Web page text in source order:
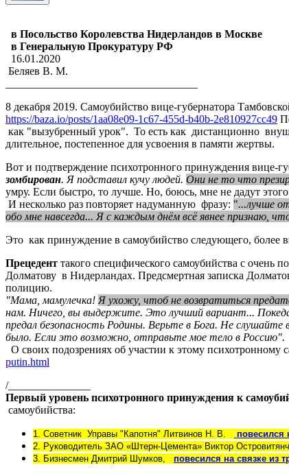
в Посольство Королевства Нидерландов в Москве
в Генеральную Прокуратуру РФ
16.01.2020
Беляев В. М.
8 декабря 2019. Самоубийство вице-губернатора
https://baza.io/posts/1aa08e09-1c67-455d-b40b-2e810927cc49
как "вызубренный урок". То есть как дистанционно
длительное, постепенное для усвоения в памяти жертвы.
Вот и подтверждение психотронного принуждения вице-
зомбирован. Я подставил кучу людей. Они не то что
умру. Если быстро, то лучше. Но, боюсь, мне не дадут этого
И несколько раз повторяет надуманную фразу: "...лучше
обо мне навсегда... Я с каждым днём всё явнее признаю,
Это как принуждение в самоубийство следующего, более
Прецедент такого специфического самоубийства с
Долматову в Нидерландах. Предсмертная записка
полицию.
"Мама, мамулечка! Я ухожу, чтоб не возвратиться
нам. Ничего, вы выдержите. Это лучший вариант...
предал безопасность Родины. Верьте в Бога. Не слушайте
было. Если это возможно, отправьте мое тело в Россию".
О своих подозрениях об участии к этому
putin.html
/_______________
Первый уровень психотронного принуждения к
самоубийства:
1. Советник Управы "Капотня" Литвинов Н. В. повесился
2. Руководитель ЗАО «Штерн-Цемента» Виктор
3. Бизнесмен Дмитрий Шумков, повесился на связке из